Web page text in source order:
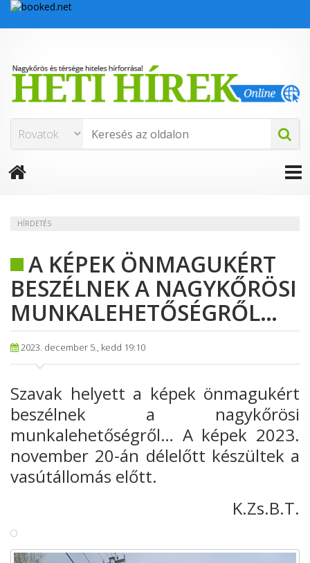
HÍRDETÉS
A KÉPEK ÖNMAGUKÉRT
BESZÉLNEK A NAGYKŐRÖSI
MUNKALEHETŐSÉGRŐL…
2023. december 5., kedd 19:10
Szavak helyett a képek önmagukért
beszélnek a nagykőrösi
munkalehetőségről… A képek 2023.
november 20-án délelőtt készültek a
vasútállomás előtt.
K.Zs.B.T.